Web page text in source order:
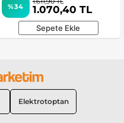
%34 1.070,40 TL
Sepete Ekle
Elektrotoptan